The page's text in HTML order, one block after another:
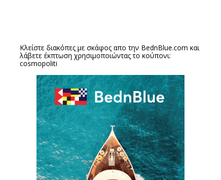
Κλείστε διακόπες με σκάφος απο την BednBlue.com και
λάβετε έκπτωση χρησιμοποιώντας το κούπονι:
cosmopoliti